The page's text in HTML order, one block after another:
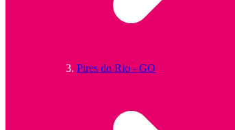
Pires do Rio - GO